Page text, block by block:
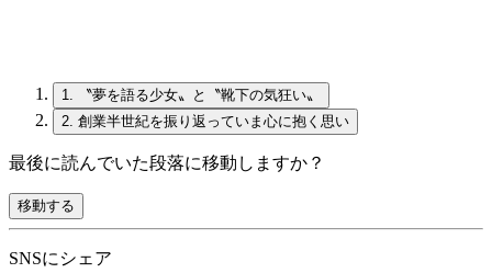
1.
〝夢を語る少女〟と〝靴下の気狂い〟
2. 創業半世紀を振り返っていま心に抱く思い
最後に読んでいた段落に移動しますか？
移動する
SNSにシェア